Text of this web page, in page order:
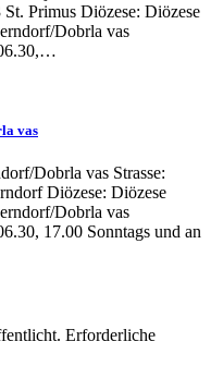
Primus Diözese: Diözese
Dobrla vas
vas
Dobrla vas Strasse:
Diözese: Diözese
Dobrla vas
17.00 Sonntags und an
Erforderliche